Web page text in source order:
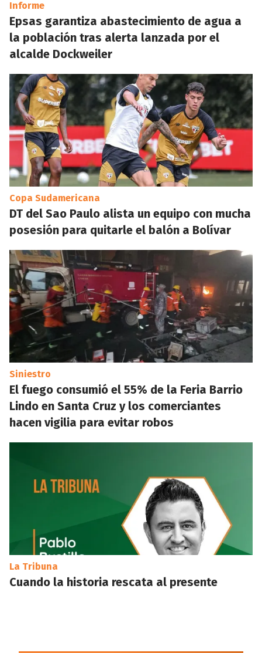
Informe
Epsas garantiza abastecimiento de agua a
la población tras alerta lanzada por el
alcalde Dockweiler
Copa Sudamericana
DT del Sao Paulo alista un equipo con mucha
posesión para quitarle el balón a Bolívar
Siniestro
El fuego consumió el 55% de la Feria Barrio
Lindo en Santa Cruz y los comerciantes
hacen vigilia para evitar robos
La Tribuna
Cuando la historia rescata al presente